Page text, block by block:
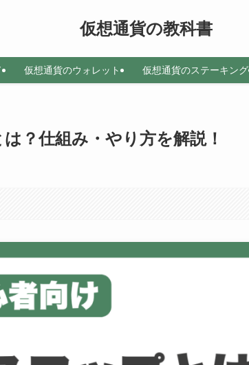
仮想通貨の教科書
仮想通貨のウォレット 仮想通貨のステーキング
？仕組み・やり方を解説！